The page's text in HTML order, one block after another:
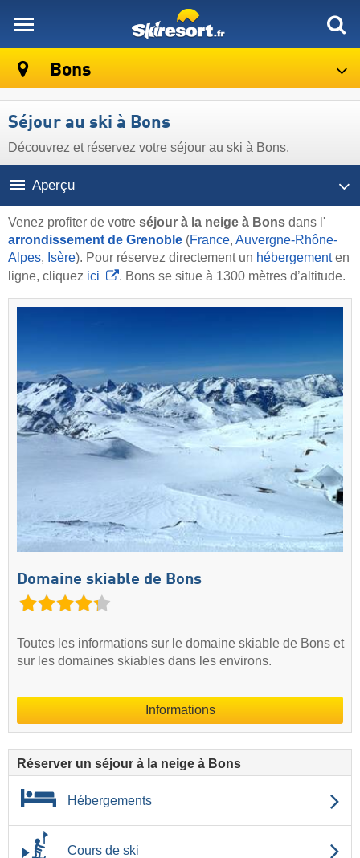
Bons
Séjour au ski à Bons
Découvrez et réservez votre séjour au ski à Bons.
Aperçu
Venez profiter de votre séjour à la neige à Bons dans l'
arrondissement de Grenoble (France, Auvergne-Rhône-
Alpes, Isère). Pour réservez directement un hébergementen
ligne, cliquez ici . Bons se situe à 1300 mètres d’altitude.
Domaine skiable de Bons
Toutes les informations sur le domaine skiable de Bons et
sur les domaines skiables dans les environs.
Informations
Réserver un séjour à la neige à Bons
Hébergements
Cours de ski